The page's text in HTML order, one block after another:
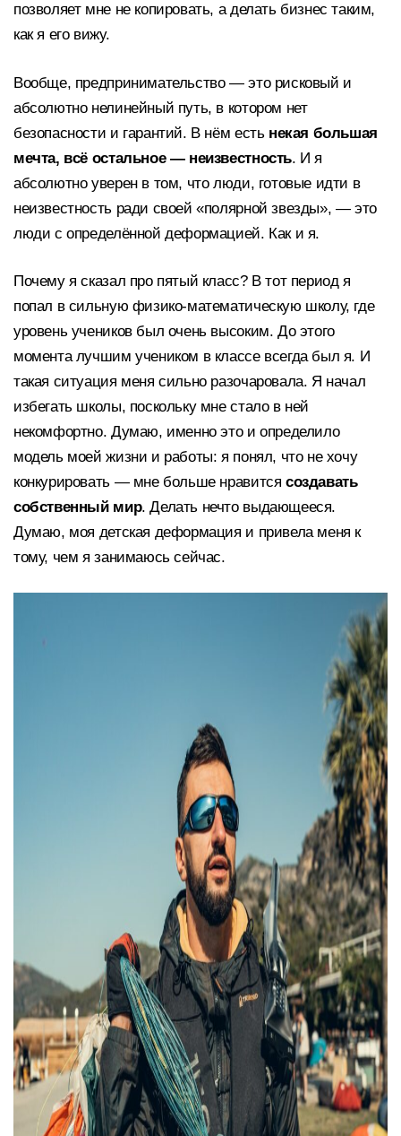
позволяет мне не копировать, а делать бизнес таким,
как я его вижу.
Вообще, предпринимательство — это рисковый и
абсолютно нелинейный путь, в котором нет
безопасности и гарантий. В нём есть некая большая
мечта, всё остальное — неизвестность. И я
абсолютно уверен в том, что люди, готовые идти в
неизвестность ради своей «полярной звезды», — это
люди с определённой деформацией. Как и я.
Почему я сказал про пятый класс? В тот период я
попал в сильную физико-математическую школу, где
уровень учеников был очень высоким. До этого
момента лучшим учеником в классе всегда был я. И
такая ситуация меня сильно разочаровала. Я начал
избегать школы, поскольку мне стало в ней
некомфортно. Думаю, именно это и определило
модель моей жизни и работы: я понял, что не хочу
конкурировать — мне больше нравится создавать
собственный мир. Делать нечто выдающееся.
Думаю, моя детская деформация и привела меня к
тому, чем я занимаюсь сейчас.